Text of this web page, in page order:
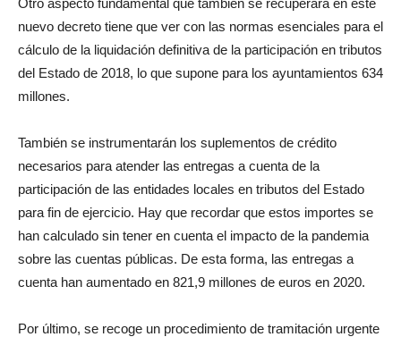
Otro aspecto fundamental que también se recuperará en este
nuevo decreto tiene que ver con las normas esenciales para el
cálculo de la liquidación definitiva de la participación en tributos
del Estado de 2018, lo que supone para los ayuntamientos 634
millones.
También se instrumentarán los suplementos de crédito
necesarios para atender las entregas a cuenta de la
participación de las entidades locales en tributos del Estado
para fin de ejercicio. Hay que recordar que estos importes se
han calculado sin tener en cuenta el impacto de la pandemia
sobre las cuentas públicas. De esta forma, las entregas a
cuenta han aumentado en 821,9 millones de euros en 2020.
Por último, se recoge un procedimiento de tramitación urgente